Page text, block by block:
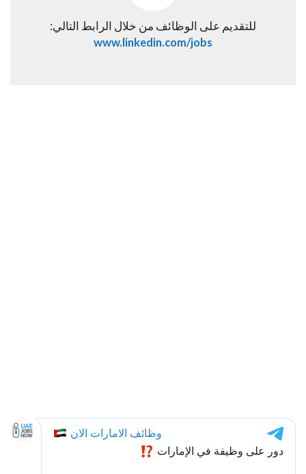
للتقديم على الوظائف من خلال الرابط التالي:
www.linkedin.com/jobs